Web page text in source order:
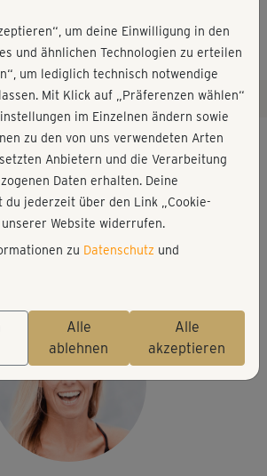
Yoga 2 -
um deine Einwilligung in den
und ähnlichen Technologien zu erteilen
um lediglich technisch notwendige
Mit Klick auf „Präferenzen wählen“
im Einzelnen ändern sowie
zu den von uns verwendeten Arten
Anbietern und die Verarbeitung
Daten erhalten. Deine
du jederzeit über den Link „Cookie-
Website widerrufen.
zu Datenschutz und
Alle
ablehnen
Alle
akzeptieren